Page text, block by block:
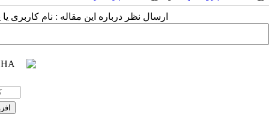
ارسال نظر درباره این مقاله : نام کاربری